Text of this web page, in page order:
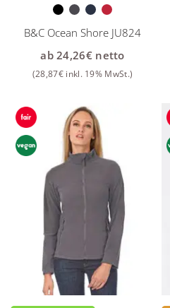
B&C Ocean Shore JU824
ab24,26€netto
(28,87€ inkl. 19% MwSt.)